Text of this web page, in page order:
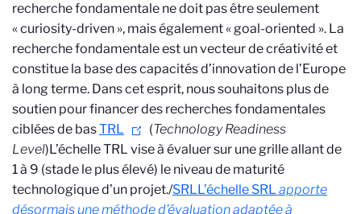
recherche fondamentale ne doit pas être seulement
« curiosity-driven », mais également « goal-oriented ». La
recherche fondamentale est un vecteur de créativité et
constitue la base des capacités d’innovation de l’Europe
à long terme. Dans cet esprit, nous souhaitons plus de
soutien pour financer des recherchesfondamentales
cibléesde basTRL (Technology Readiness
Level)L’échelle TRL vise à évaluer sur une grille allant de
1 à 9 (stade le plus élevé) le niveau de maturité
technologique d’un projet./SRLL’échelle SRL apporte
désormais une méthode d’évaluation adaptée à